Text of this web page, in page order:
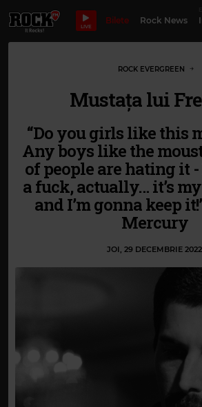
LIVE
Bilete Rock News
ROCK EVERGREEN
Mustața lui
“Do you girls like this
Any boys like the
of people are hating it -
a fuck, actually… it’s
and I’m gonna keep
Mercury
JOI, 29 DECEMBRIE 2022